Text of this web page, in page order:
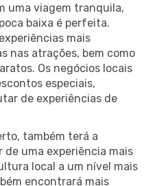
uma viagem tranquila,
baixa é perfeita.
mais
nas atrações, bem como
Os negócios locais
especiais,
de experiências de
também terá a
uma experiência mais
local a um nível mais
encontrará mais